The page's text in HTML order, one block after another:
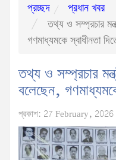
প্রচ্ছদ
প্রধান খবর
তথ্য ও সম্প্রচার
গণমাধ্যমকে স্বাধীনতা
তথ্য ও সম্প্রচার
বলেছেন,
প্রকাশ: 27 February,